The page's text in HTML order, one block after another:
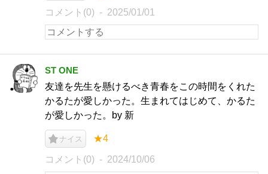
コメント(0) 2025/01/01
ST ONE
友達を先生を懸けるべき青春をこの時間をくれた
かるたが愛しかった。生まれてはじめて、かるた
が愛しかった。by 新
ナイス ★4
コメント(0) 2024/10/06